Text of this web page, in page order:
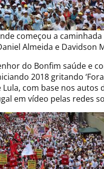
começou a
Almeida e Davidson
do Bonfim saúde e
2018 gritando
com base nos autos
em vídeo pelas redes